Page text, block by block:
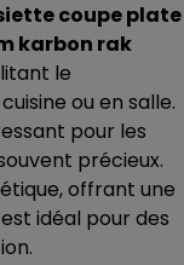
coupe plate
karbon rak
le
ou en salle.
pour les
précieux.
offrant une
idéal pour des